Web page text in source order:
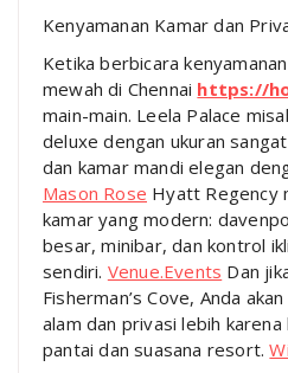
Kenyamanan Kamar dan
Ketika berbicara
mewah di Chennai https://
main-main. Leela Palace
deluxe dengan ukuran
dan kamar mandi elegan
Mason Rose Hyatt Regency
kamar yang modern:
besar, minibar, dan kontrol
sendiri. Venue.Events Dan
Fisherman’s Cove, Anda
alam dan privasi lebih
pantai dan suasana resort.